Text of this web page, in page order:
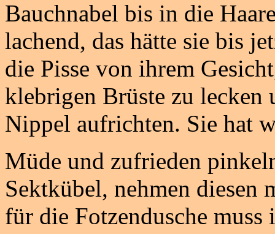
Bauchnabel bis in die
lachend, das hätte sie bis
die Pisse von ihrem
klebrigen Brüste zu lecken
Nippel aufrichten. Sie hat
Müde und zufrieden
Sektkübel, nehmen diesen
für die Fotzendusche